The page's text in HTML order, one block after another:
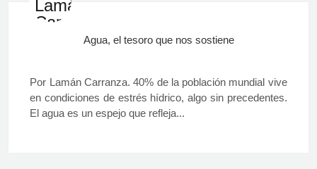
Agua, el tesoro que nos sostiene
Por Lamán Carranza. 40% de la población mundial vive
en condiciones de estrés hídrico, algo sin precedentes.
El agua es un espejo que refleja...